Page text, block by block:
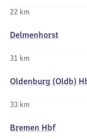
22 km
Delmenhorst
31 km
Oldenburg (Oldb)
33 km
Bremen Hbf